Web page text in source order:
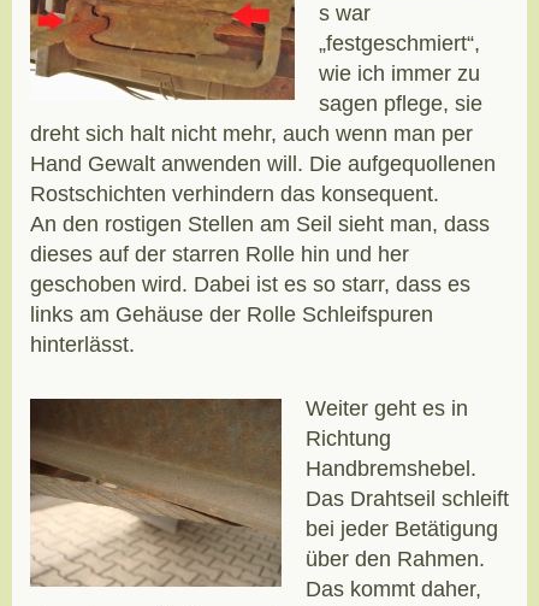
s war
„festgeschmiert“,
wie ich immer zu
sagen pflege, sie
dreht sich halt nicht mehr, auch wenn man per
Hand Gewalt anwenden will. Die aufgequollenen
Rostschichten verhindern das konsequent.
An den rostigen Stellen am Seil sieht man, dass
dieses auf der starren Rolle hin und her
geschoben wird. Dabei ist es so starr, dass es
links am Gehäuse der Rolle Schleifspuren
hinterlässt.
Weiter geht es in
Richtung
Handbremshebel.
Das Drahtseil schleift
bei jeder Betätigung
über den Rahmen.
Das kommt daher,